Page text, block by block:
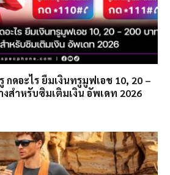
กดอะไร ยืมเงินทรูมูฟเอช 10, 20 –
สำหรับซิมเติมเงิน อัพเดท 2026